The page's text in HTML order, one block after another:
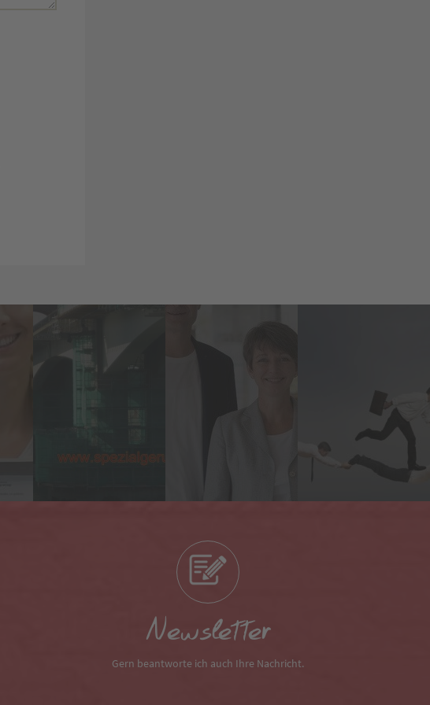
Newsletter
Gern beantworte ich auch Ihre Nachricht.